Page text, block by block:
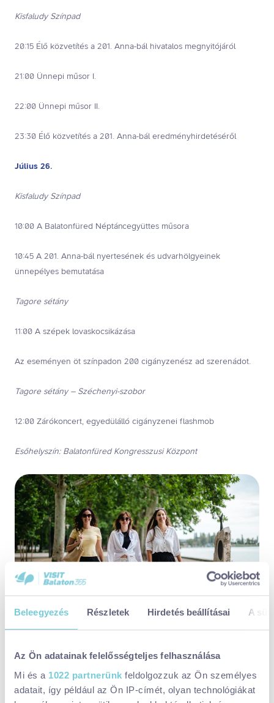
Beleegyezés Részletek Hirdetés beállításai A
Az Ön adatainak felelősségteljes felhasználása
Mi és a 1022 partnerünk feldolgozzuk az Ön személyes
adatait, így például az Ön IP-címét, olyan technológiákat
Kisfaludy Színpad
20:15 Élő közvetítés a 201. Anna-bál hivatalos megnyitójáról
21:00 Ünnepi műsor I.
22:00 Ünnepi műsor II.
23:30 Élő közvetítés a 201. Anna-bál eredményhirdetéséről
Július 26.
Kisfaludy Színpad
10:00 A Balatonfüred Néptáncegyüttes műsora
10:45 A 201. Anna-bál nyertesének és udvarhölgyeinek
ünnepélyes bemutatása
Tagore sétány
11:00 A szépek lovaskocsikázása
Az eseményen öt színpadon 200 cigányzenész ad szerenádot.
Tagore sétány – Széchenyi-szobor
12:00 Zárókoncert, egyedülálló cigányzenei flashmob
Esőhelyszín: Balatonfüred Kongresszusi Központ
Maradjatok több napig Balatonfüreden
A településen az egyszerű apartmanoktól az ötcsillagos hotelig